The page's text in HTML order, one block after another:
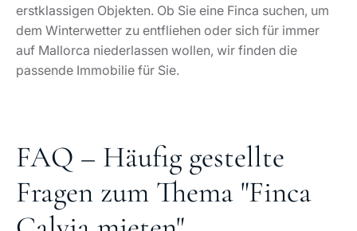
erstklassigen Objekten. Ob Sie eine Finca suchen, um
dem Winterwetter zu entfliehen oder sich für immer
auf Mallorca niederlassen wollen, wir finden die
passende Immobilie für Sie.
FAQ – Häufig gestellte
Fragen zum Thema "Finca